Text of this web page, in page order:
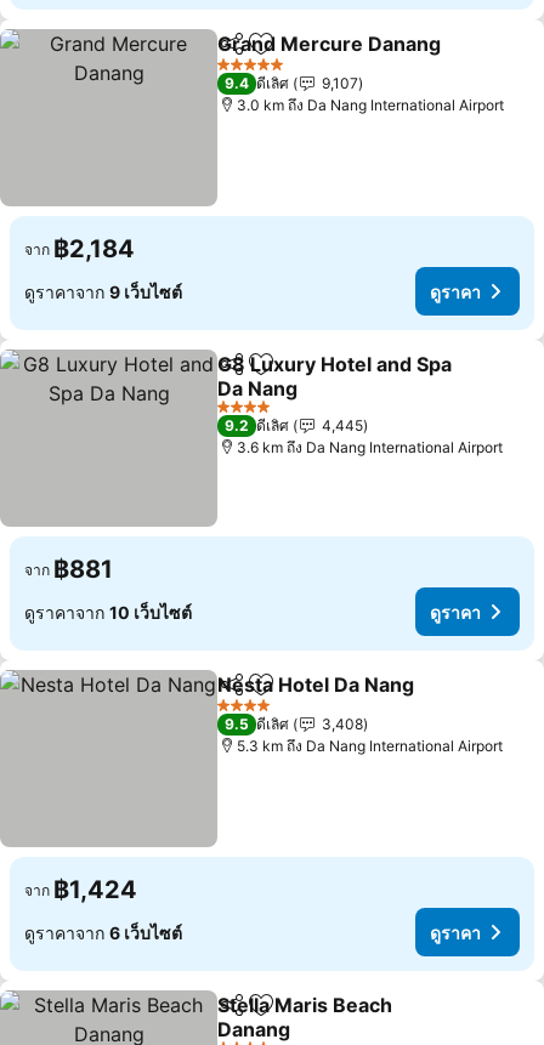
แชร์ เพิ่มในรายการโปรด
Grand Mercure Danang
5 ดาว
9.4 ดีเลิศ
9,107
3.0 km ถึง Da Nang International Airport
จาก ฿2,184
ดูราคาจาก 9 เว็บไซต์ ดูราคา
แชร์ เพิ่มในรายการโปรด
G8 Luxury Hotel and Spa
Da Nang
4 ดาว
9.2 ดีเลิศ
4,445
3.6 km ถึง Da Nang International Airport
จาก ฿881
ดูราคาจาก 10 เว็บไซต์ ดูราคา
แชร์ เพิ่มในรายการโปรด
Nesta Hotel Da Nang
4 ดาว
9.5 ดีเลิศ
3,408
5.3 km ถึง Da Nang International Airport
จาก ฿1,424
ดูราคาจาก 6 เว็บไซต์ ดูราคา
แชร์ เพิ่มในรายการโปรด
Stella Maris Beach
Danang